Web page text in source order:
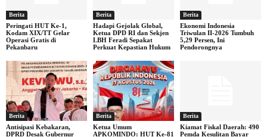
Berita
Peringati HUT Ke-1,
Kodam XIX/TT Gelar
Operasi Gratis di
Pekanbaru
Berita
Hadapi Gejolak Global,
Ketua DPD RI dan Sekjen
LBH Feradi Sepakat
Perkuat Kepastian Hukum
Berita
Ekonomi Indonesia
Triwulan II-2026 Tumbuh
5,29 Persen, Ini
Pendorongnya
Berita
Antisipasi Kebakaran,
DPRD Desak Gubernur
Berita
Ketua Umum
APKOMINDO: HUT Ke-81
Berita
Kiamat Fiskal Daerah: 490
Pemda Kesulitan Bayar